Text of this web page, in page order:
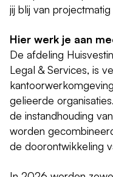
jij blij van
Hier werk je aan
De afdeling
Legal & Services, is
gelieerde
de instandhouding
worden
de doorontwikkeling